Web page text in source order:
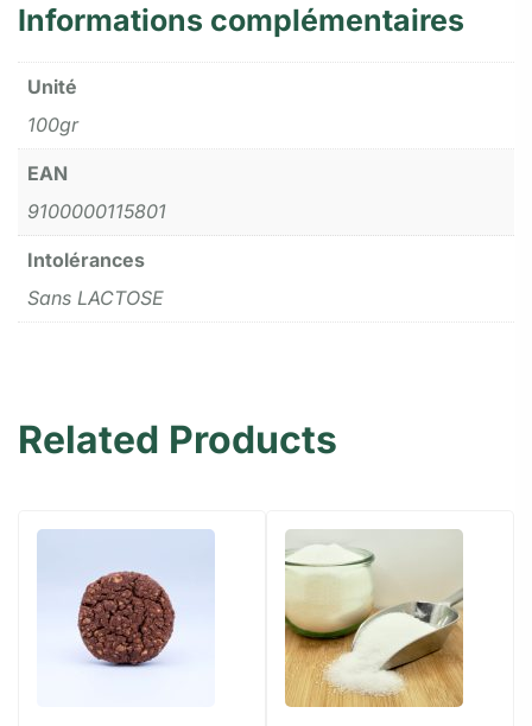
Informations complémentaires
Unité
100gr
EAN
9100000115801
Intolérances
Sans LACTOSE
Related Products